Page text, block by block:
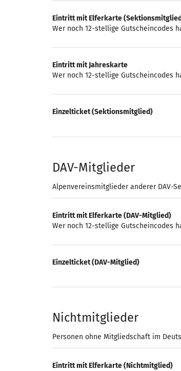
Eintritt mit Elferkarte
Wer noch 12-stellige Gutscheincodes
Eintritt mit Jahreskarte
Wer noch 12-stellige Gutscheincodes
Einzelticket (Sektionsmitglied)
DAV-Mitglieder
Alpenvereinsmitglieder anderer DAV-
Eintritt mit Elferkarte (DAV-Mitglied)
Wer noch 12-stellige Gutscheincodes
Einzelticket (DAV-Mitglied)
Nichtmitglieder
Personen ohne Mitgliedschaft im
Eintritt mit Elferkarte (Nichtmitglied)